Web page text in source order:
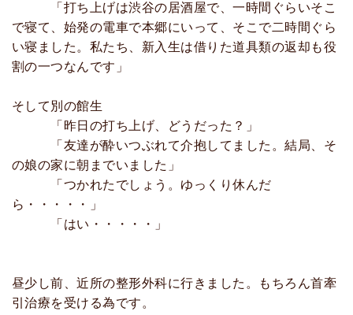
「打ち上げは渋谷の居酒屋で、一時間ぐらいそこ
で寝て、始発の電車で本郷にいって、そこで二時間ぐら
い寝ました。私たち、新入生は借りた道具類の返却も役
割の一つなんです」
そして別の館生
「昨日の打ち上げ、どうだった？」
「友達が酔いつぶれて介抱してました。結局、そ
の娘の家に朝までいました」
「つかれたでしょう。ゆっくり休んだ
ら・・・・・」
「はい・・・・・」
昼少し前、近所の整形外科に行きました。もちろん首牽
引治療を受ける為です。